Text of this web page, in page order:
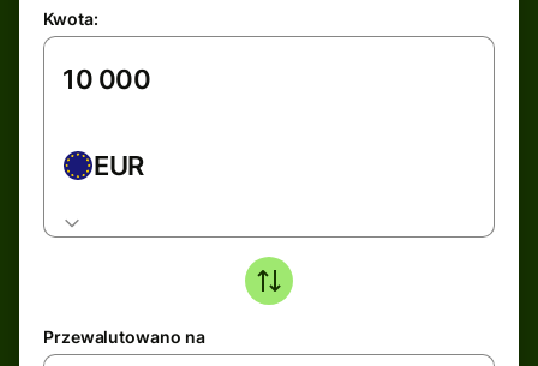
Kwota:
EUR
Przewalutowano na